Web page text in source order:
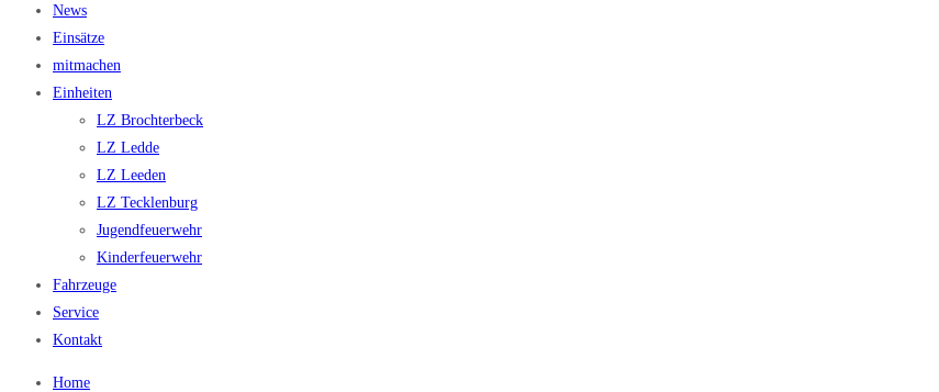
News
Einsätze
mitmachen
Einheiten
LZ Brochterbeck
LZ Ledde
LZ Leeden
LZ Tecklenburg
Jugendfeuerwehr
Kinderfeuerwehr
Fahrzeuge
Service
Kontakt
Home